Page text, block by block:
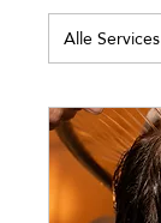
Alle Services